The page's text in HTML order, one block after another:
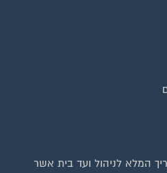
המלא לניהול ועד בית אשר